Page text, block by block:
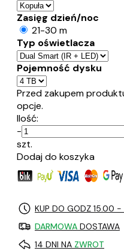
Zasięg dzień/noc
21-30 m
Typ oświetlacza
Pojemność dysku
Przed zakupem
opcje.
Ilość:
-
szt.
Dodaj do koszyka
KUP DO GODZ 15.00 -
DARMOWA DOSTAWA
14 DNI NA ZWROT